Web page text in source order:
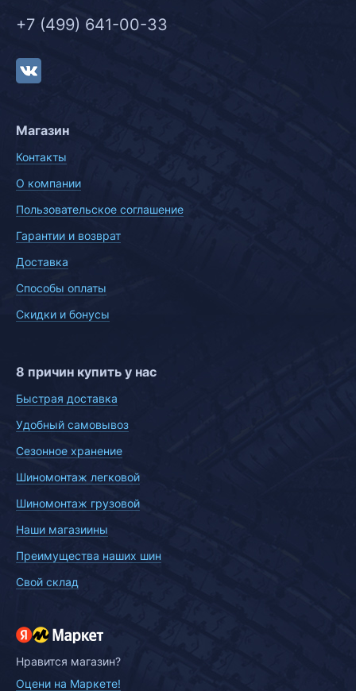
+7 (499) 641-00-33
Магазин
Контакты
О компании
Пользовательское соглашение
Гарантии и возврат
Доставка
Способы оплаты
Скидки и бонусы
8 причин купить у нас
Быстрая доставка
Удобный самовывоз
Сезонное хранение
Шиномонтаж легковой
Шиномонтаж грузовой
Наши магазиины
Преимущества наших шин
Свой склад
Нравится магазин?
Оцени на Маркете!